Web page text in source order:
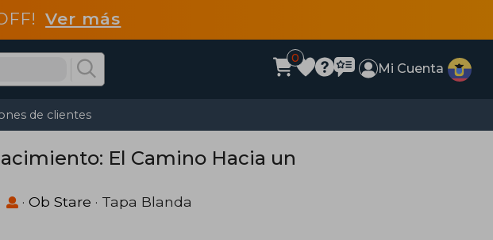
Ver más
0
Mi Cuenta
de clientes
El Camino Hacia un
· Ob Stare · Tapa Blanda